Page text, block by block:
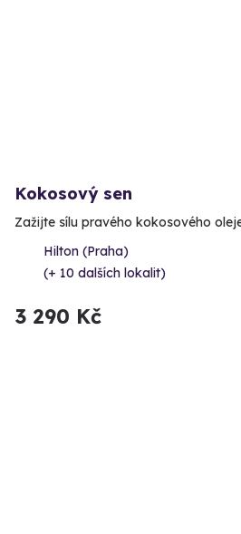
Kokosový sen
Zažijte sílu pravého kokosového
Hilton (Praha)
(+ 10 dalších lokalit)
3 290 Kč